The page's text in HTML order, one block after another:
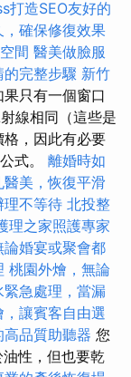
打造SEO友好的
確保修復效果
間 醫美做臉服
的完整步驟 新竹
只有一個窗口
線相同（這些是
，因此有必要
式。 離婚時如
醫美，恢復平滑
理不等待 北投整
理之家照護專家
婚宴或聚會都
桃園外燴，無論
緊急處理，當漏
讓賓客自由選
品質助聽器 您
性，但也要乾